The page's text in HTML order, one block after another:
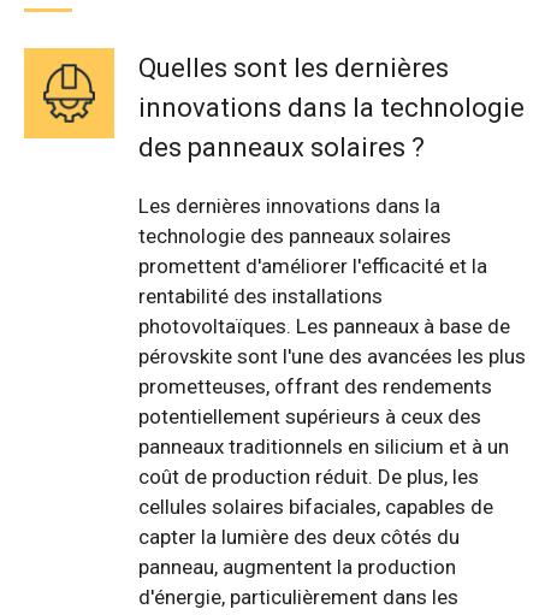
Quelles sont les dernières
innovations dans la technologie
des panneaux solaires ?
Les dernières innovations dans la
technologie des panneaux solaires
promettent d'améliorer l'efficacité et la
rentabilité des installations
photovoltaïques. Les panneaux à base de
pérovskite sont l'une des avancées les plus
prometteuses, offrant des rendements
potentiellement supérieurs à ceux des
panneaux traditionnels en silicium et à un
coût de production réduit. De plus, les
cellules solaires bifaciales, capables de
capter la lumière des deux côtés du
panneau, augmentent la production
d'énergie, particulièrement dans les